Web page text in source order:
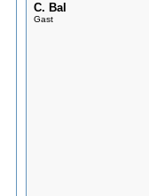
C. Bal
Gast